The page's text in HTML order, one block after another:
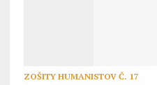
ZOŠITY HUMANISTOV Č. 17